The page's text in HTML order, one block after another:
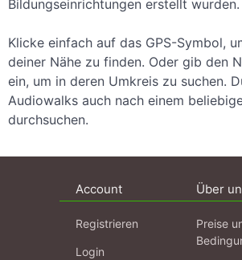
Bildungseinrichtungen erstellt wurden.
Klicke einfach auf das GPS-Symbol,
deiner Nähe zu finden. Oder gib den
ein, um in deren Umkreis zu suchen.
Audiowalks auch nach einem
durchsuchen.
Account
Registrieren
Login
Über
Preise